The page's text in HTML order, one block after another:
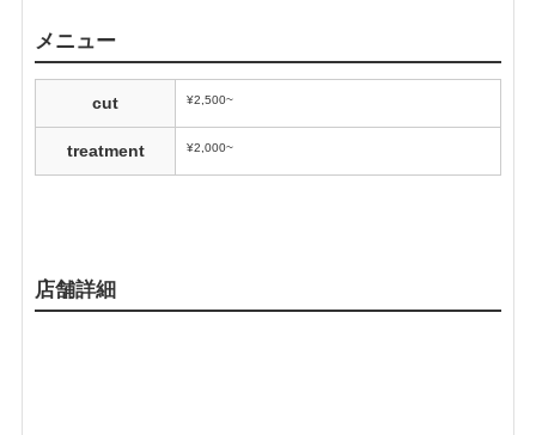
メニュー
cut ¥2,500~
treatment ¥2,000~
店舗詳細